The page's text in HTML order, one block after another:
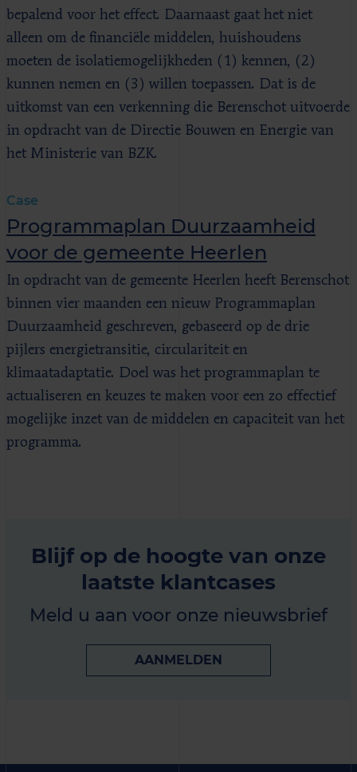
bepalend voor het effect. Daarnaast gaat het niet
alleen om de financiële middelen, huishoudens
moeten de isolatiemogelijkheden (1) kennen, (2)
kunnen nemen en (3) willen toepassen. Dat is de
uitkomst van een verkenning die Berenschot uitvoerde
in opdracht van de Directie Bouwen en Energie van
het Ministerie van BZK.
Case
Programmaplan Duurzaamheid
voor de gemeente Heerlen
In opdracht van de gemeente Heerlen heeft Berenschot
binnen vier maanden een nieuw Programmaplan
Duurzaamheid geschreven, gebaseerd op de drie
pijlers energietransitie, circulariteit en
klimaatadaptatie. Doel was het programmaplan te
actualiseren en keuzes te maken voor een zo effectief
mogelijke inzet van de middelen en capaciteit van het
programma.
Blijf op de hoogte van onze
laatste klantcases
Meld u aan voor onze nieuwsbrief
AANMELDEN